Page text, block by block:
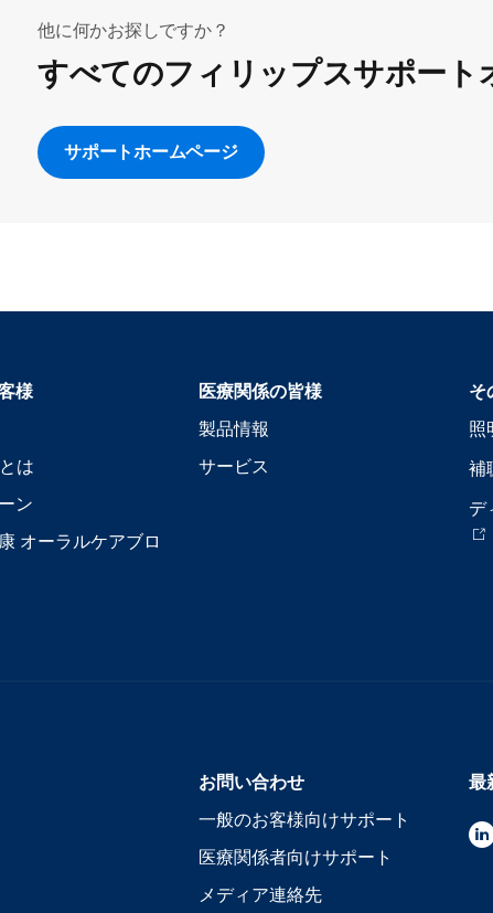
他に何かお探しですか？
すべてのフィリップスサポート
サポートホームページ
様
は
ン
オーラルケアブロ
医療関係の皆様
製品情報
サービス
そ
照
補
デ
お問い合わせ
一般のお客様向けサポート
医療関係者向けサポート
メディア連絡先
最